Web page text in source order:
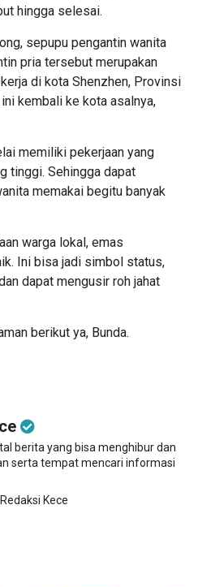
hingga selesai.
sepupu pengantin wanita
pria tersebut merupakan
di kota Shenzhen, Provinsi
kembali ke kota asalnya,
memiliki pekerjaan yang
tinggi. Sehingga dapat
memakai begitu banyak
warga lokal, emas
Ini bisa jadi simbol status,
dapat mengusir roh jahat
berikut ya, Bunda.
berita yang bisa menghibur dan
serta tempat mencari informasi
Kece